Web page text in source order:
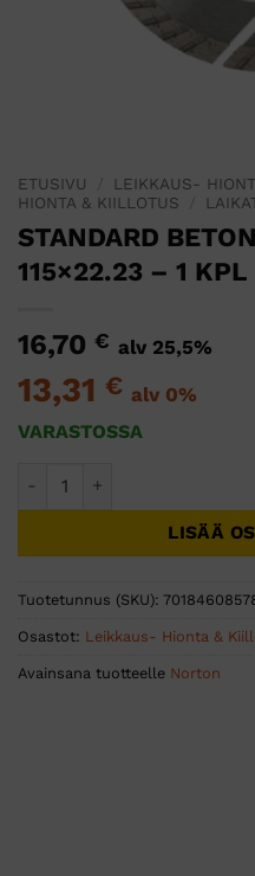
ETUSIVU LEIKKAUS-
HIONTA & KIILLOTUS
STANDARD
115×22.23 – 1 KPL
16,70 € alv 25,5%
13,31 € alv 0%
VARASTOSSA
LISÄÄ
Tuotetunnus (SKU):
Osastot: Leikkaus- Hionta &
Avainsana tuotteelle Norton